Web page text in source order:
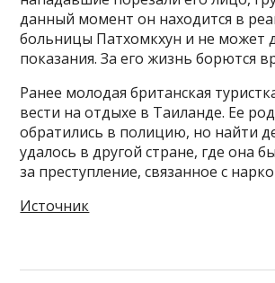
данный момент он находится в
больницы Патхомкхун и не может
показания. За его жизнь борются
Ранее молодая британская
вести на отдыхе в Таиланде. Ее
обратились в полицию, но найти
удалось в другой стране, где она
за преступление, связанное с
Источник